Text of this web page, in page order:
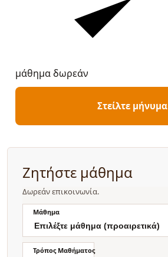
μάθημα δωρεάν
Στείλτε μήνυμα
Ζητήστε μάθημα
Δωρεάν επικοινωνία.
Μάθημα
Τρόπος Μαθήματος